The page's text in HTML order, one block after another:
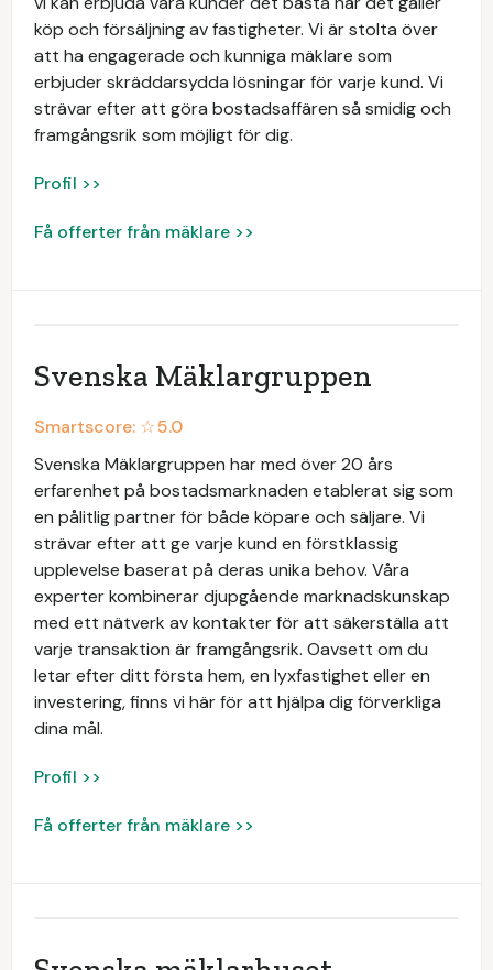
köp och försäljning av fastigheter. Vi är stolta över
att ha engagerade och kunniga mäklare som
erbjuder skräddarsydda lösningar för varje kund. Vi
strävar efter att göra bostadsaffären så smidig och
framgångsrik som möjligt för dig.
Profil >>
Få offerter från mäklare >>
Svenska Mäklargruppen
Smartscore: ☆5.0
Svenska Mäklargruppen har med över 20 års
erfarenhet på bostadsmarknaden etablerat sig som
en pålitlig partner för både köpare och säljare. Vi
strävar efter att ge varje kund en förstklassig
upplevelse baserat på deras unika behov. Våra
experter kombinerar djupgående marknadskunskap
med ett nätverk av kontakter för att säkerställa att
varje transaktion är framgångsrik. Oavsett om du
letar efter ditt första hem, en lyxfastighet eller en
investering, finns vi här för att hjälpa dig förverkliga
dina mål.
Profil >>
Få offerter från mäklare >>